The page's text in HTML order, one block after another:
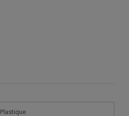
Plastique